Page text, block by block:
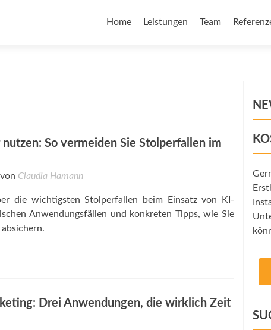
Home Leistungen Team
So vermeiden Sie Stolperfallen im
von Claudia Hamann
die wichtigsten Stolperfallen beim Einsatz von KI-
Anwendungsfällen und konkreten Tipps, wie Sie
Drei Anwendungen, die wirklich Zeit